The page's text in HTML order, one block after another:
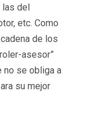
las del
etc. Como
de los
asesor”
no se obliga a
su mejor